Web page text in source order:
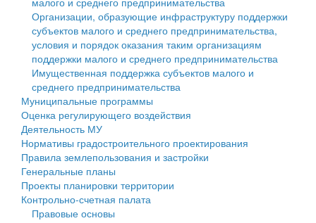
Персональные данные
Оценка регулирующего воздействия
Деятельность МУ
Нормативы градостроительного проектирования
Правила землепользования и застройки
Генеральные планы
Проекты планировки территории
Собрание депутатов
Организации, образующие инфраструктуру поддержки
субъектов малого и среднего предпринимательства,
условия и порядок оказания таким организациям
поддержки малого и среднего предпринимательства
Имущественная поддержка субъектов малого и
среднего предпринимательства
Муниципальные программы
Оценка регулирующего воздействия
Деятельность МУ
Нормативы градостроительного проектирования
Правила землепользования и застройки
Генеральные планы
Проекты планировки территории
Контрольно-счетная палата
Правовые основы